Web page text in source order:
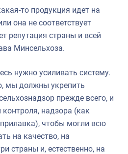
то продукция идет на
она не соответствует
репутация страны и всей
Минсельхоза.
нужно усиливать систему.
мы должны укрепить
прежде всего, и
надзора (как
чтобы могли всю
на качество, на
страны и, естественно, на